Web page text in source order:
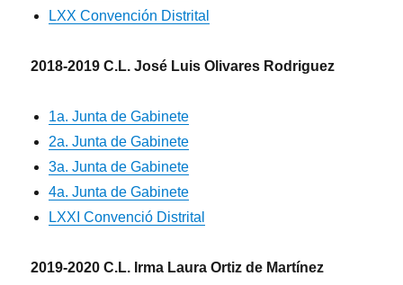
LXX Convención Distrital
2018-2019 C.L. José Luis Olivares Rodriguez
1a. Junta de Gabinete
2a. Junta de Gabinete
3a. Junta de Gabinete
4a. Junta de Gabinete
LXXI Convenció Distrital
2019-2020 C.L. Irma Laura Ortiz de Martínez